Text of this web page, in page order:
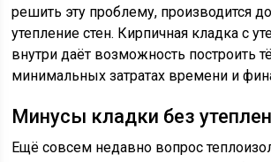
решить эту проблему, производится
утепление стен. Кирпичная кладка с
внутри даёт возможность построить
минимальных затратах времени и
Минусы кладки без
Ещё совсем недавно вопрос